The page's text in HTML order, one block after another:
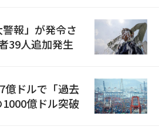
報」が発令さ
39人追加発生
億ドルで「過去
億ドル突破